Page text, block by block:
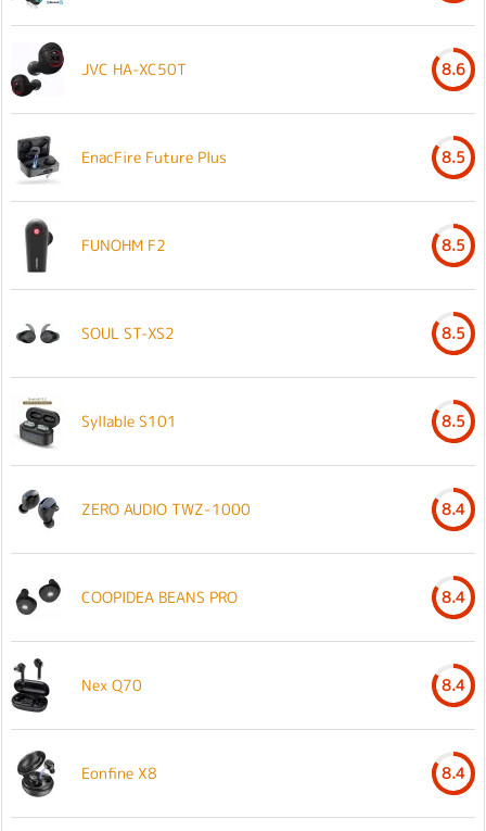
JVC HA-XC50T 8.6
EnacFire Future Plus 8.5
FUNOHM F2 8.5
SOUL ST-XS2 8.5
Syllable S101 8.5
ZERO AUDIO TWZ-1000 8.4
COOPIDEA BEANS PRO 8.4
Nex Q70 8.4
Eonfine X8 8.4